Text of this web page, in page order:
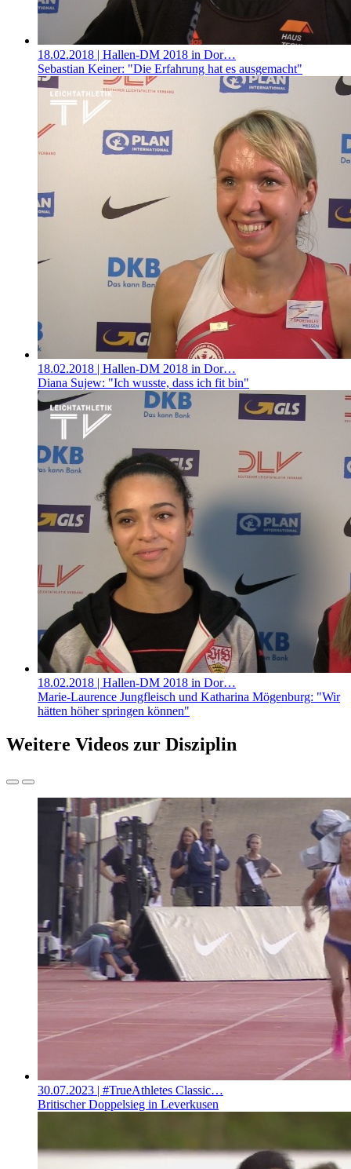
18.02.2018 | Hallen-DM 2018 in Dor…
Sebastian Keiner: "Die Erfahrung hat es ausgemacht"
18.02.2018 | Hallen-DM 2018 in Dor…
Diana Sujew: "Ich wusste, dass ich fit bin"
18.02.2018 | Hallen-DM 2018 in Dor…
Marie-Laurence Jungfleisch und Katharina Mögenburg: "Wir
hätten höher springen können"
Weitere Videos zur Disziplin
30.07.2023 | #TrueAthletes Classic…
Britischer Doppelsieg in Leverkusen